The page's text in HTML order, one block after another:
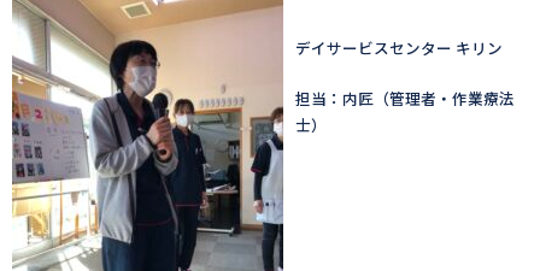
デイサービスセンター キリン
担当：内匠（管理者・作業療法
士）